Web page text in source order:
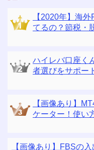
【2020年】海
てるの？節税・
ハイレバ口座く
者選びをサポー
【画像あり】
ケーター！使い
【画像あり】FBSの